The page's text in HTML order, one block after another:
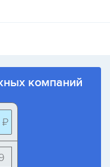
компаний